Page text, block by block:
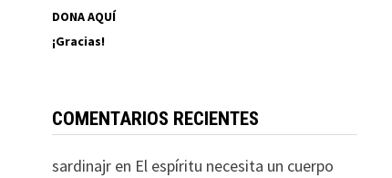
DONA AQUÍ
¡Gracias!
COMENTARIOS RECIENTES
sardinajren El espíritu necesita un cuerpo